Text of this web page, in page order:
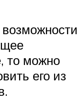
то можно
его из